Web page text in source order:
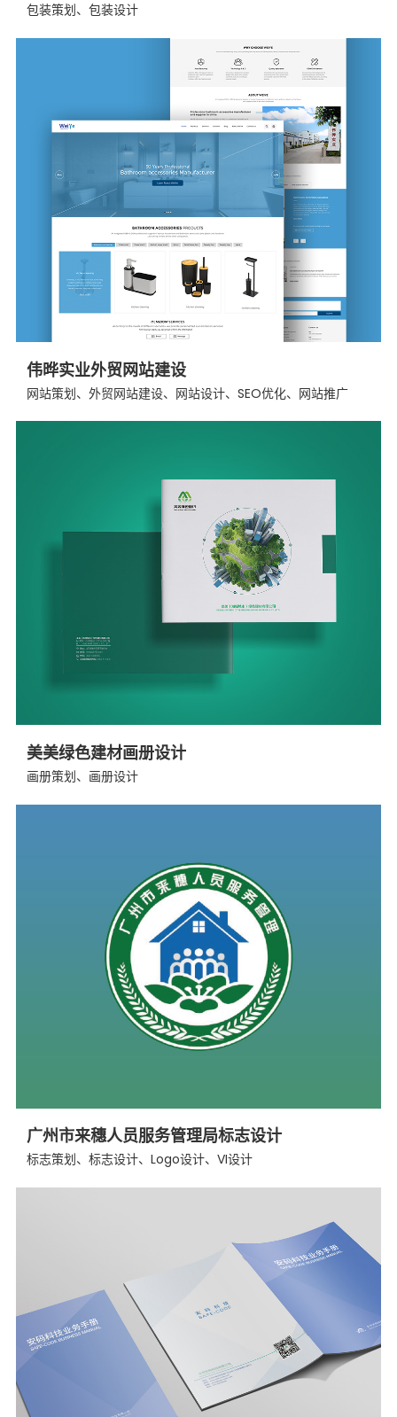
包装策划、包装设计
伟晔实业外贸网站建设
网站策划、外贸网站建设、网站设计、SEO优化、网站推广
美美绿色建材画册设计
画册策划、画册设计
广州市来穗人员服务管理局标志设计
标志策划、标志设计、Logo设计、VI设计